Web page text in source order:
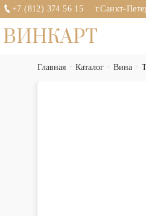
+7 (812) 374 56 15 г.Санкт-
ВИНКАРТ
Главная Каталог Вина